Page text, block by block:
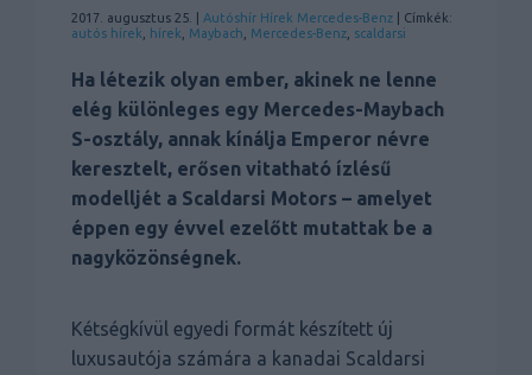
2017. augusztus 25. | Autóshír Hírek Mercedes-Benz | Címkék:
autós hírek
hírek Maybach Mercedes-Benz scaldarsi
Ha létezik olyan ember, akinek ne lenne
elég különleges egy Mercedes-Maybach
S-osztály, annak kínálja Emperor névre
keresztelt, erősen vitatható ízlésű
modelljét a Scaldarsi Motors – amelyet
éppen egy évvel ezelőtt mutattak be a
nagyközönségnek.
Kétségkívül egyedi formát készített új
luxusautója számára a kanadai Scaldarsi